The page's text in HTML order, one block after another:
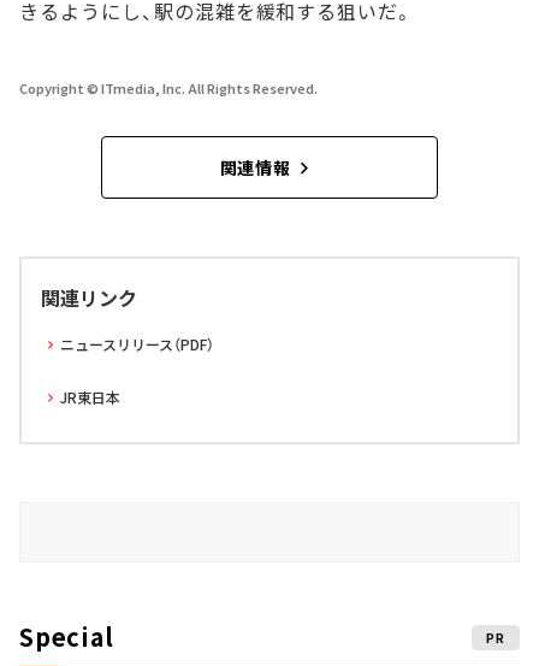
きるようにし、駅の混雑を緩和する狙いだ。
Copyright © ITmedia, Inc. All Rights Reserved.
関連情報
関連リンク
ニュースリリース（PDF）
JR東日本
Special PR